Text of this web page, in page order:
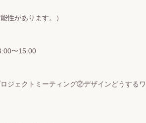
性があります。）
〜15:00
ジェクトミーティング②デザインどうするワ